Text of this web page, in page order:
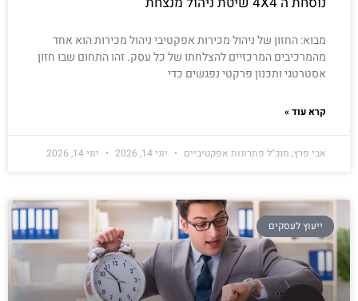
מבוא: החזון של ניהול מכירות אפקטיבי ניהול מכירות הוא אחד
מהמרכיבים המרכזיים להצלחתו של כל עסק. זהו התחום שבו חזון
אסטרטגי ותכנון פרקטי נפגשים כדי
קרא עוד »
אבי פרץ, מנכ"ל פתרונות אפקטיביים יוני 14, 2026 יוני 14, 2026
ייעוץ לעסקים